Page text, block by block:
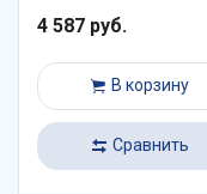
4 587 руб.
В корзину
Сравнить